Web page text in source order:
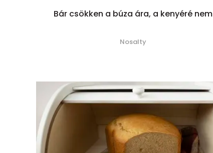
Bár csökken a búza ára, a kenyéré nem
Nosalty